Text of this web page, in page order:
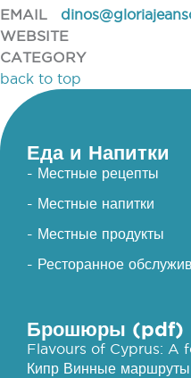
EMAIL
WEBSITE
CATEGORY
back to top
Еда и Напитки
- Местные рецепты
- Местные напитки
- Местные продукты
- Ресторанное
Брошюры (pdf)
Flavours of Cyprus: A
Кипр Винные маршруты